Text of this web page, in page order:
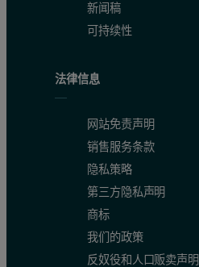
新闻稿
可持续性
法律信息
网站免责声明
销售服务条款
隐私策略
第三方隐私声明
商标
我们的政策
反奴役和人口贩卖声明